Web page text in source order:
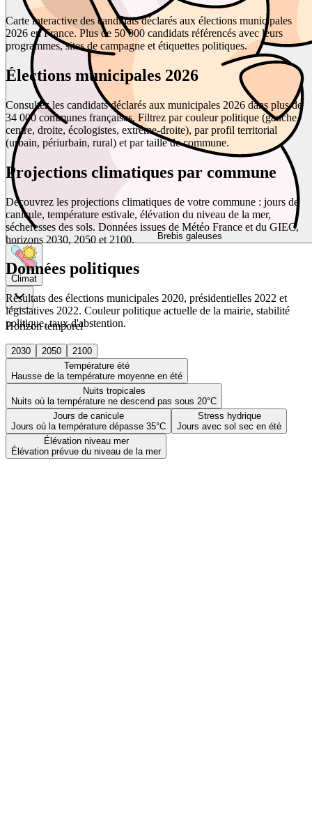
Brebis galeuses
Climat
Horizon temporel
2030 2050
2100
Température été
Hausse de la température moyenne en été
Nuits tropicales
Nuits où la température ne descend pas sous 20°C
Jours de canicule
Jours où la température dépasse 35°C
Stress hydrique
Jours avec sol sec en été
Élévation niveau mer
Élévation prévue du niveau de la mer
Carte interactive des candidats déclarés aux élections municipales
2026 en France. Plus de 50 000 candidats référencés avec leurs
programmes, sites de campagne et étiquettes politiques.
Élections municipales 2026
Consultez les candidats déclarés aux municipales 2026 dans plus de
34 000 communes françaises. Filtrez par couleur politique (gauche,
centre, droite, écologistes, extrême-droite), par profil territorial
(urbain, périurbain, rural) et par taille de commune.
Projections climatiques par commune
Découvrez les projections climatiques de votre commune : jours de
canicule, température estivale, élévation du niveau de la mer,
sécheresses des sols. Données issues de Météo France et du GIEC,
horizons 2030, 2050 et 2100.
Données politiques
Résultats des élections municipales 2020, présidentielles 2022 et
législatives 2022. Couleur politique actuelle de la mairie, stabilité
politique, taux d'abstention.